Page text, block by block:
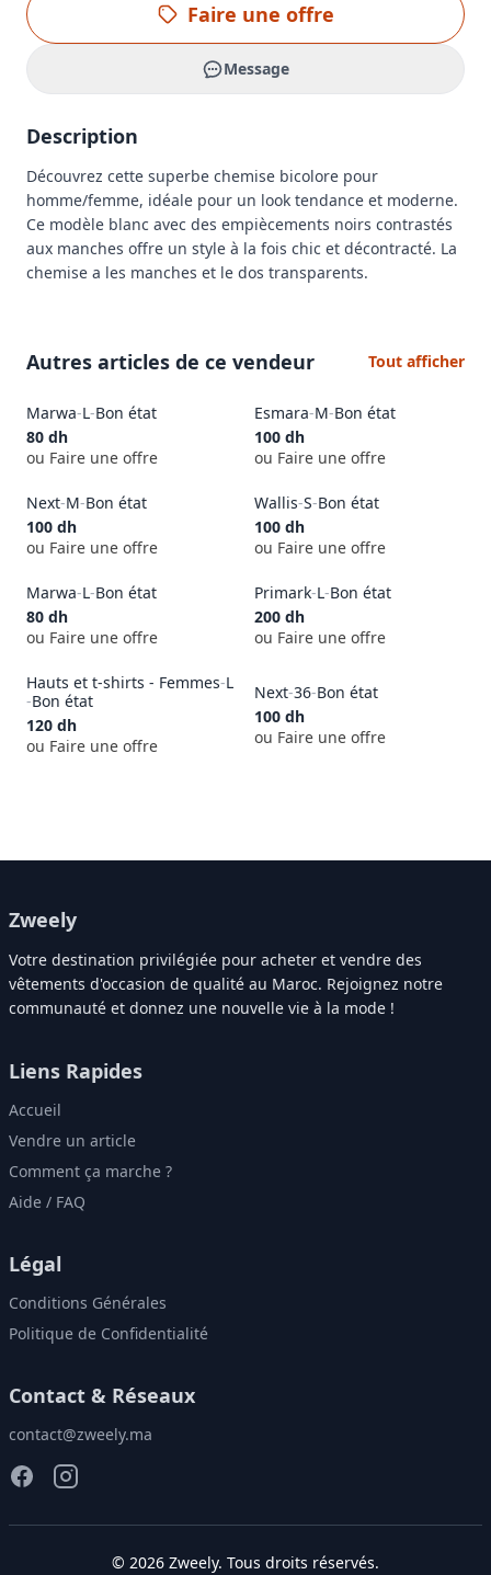
Faire une offre
Message
Description
Découvrez cette superbe chemise bicolore pour
homme/femme, idéale pour un look tendance et moderne.
Ce modèle blanc avec des empiècements noirs contrastés
aux manches offre un style à la fois chic et décontracté. La
chemise a les manches et le dos transparents.
Autres articles de ce vendeur Tout afficher
Marwa-L-Bon état
80 dh
ou Faire une offre
Esmara-M-Bon état
100 dh
ou Faire une offre
Next-M-Bon état
100 dh
ou Faire une offre
Wallis-S-Bon état
100 dh
ou Faire une offre
Marwa-L-Bon état
80 dh
ou Faire une offre
Primark-L-Bon état
200 dh
ou Faire une offre
Hauts et t-shirts - Femmes-L
-Bon état
120 dh
ou Faire une offre
Next-36-Bon état
100 dh
ou Faire une offre
Zweely
Votre destination privilégiée pour acheter et vendre des
vêtements d'occasion de qualité au Maroc. Rejoignez notre
communauté et donnez une nouvelle vie à la mode !
Liens Rapides
Accueil
Vendre un article
Comment ça marche ?
Aide / FAQ
Légal
Conditions Générales
Politique de Confidentialité
Contact & Réseaux
contact@zweely.ma
© 2026 Zweely. Tous droits réservés.